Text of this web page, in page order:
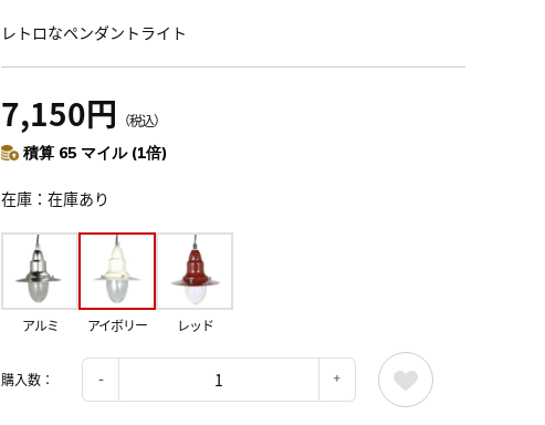
レトロなペンダントライト
7,150円 （税込）
積算 65 マイル (1倍)
在庫 在庫あり
アルミ アイボリー レッド
購入数：